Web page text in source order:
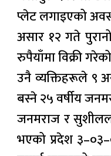
प्लेट लगाइएको
असार १२ गते
रुपैयाँमा विक्री
उनै व्यक्तिहरूले ९
बस्ने २५ वर्षीय
जनमराज र
भएको प्रदेश